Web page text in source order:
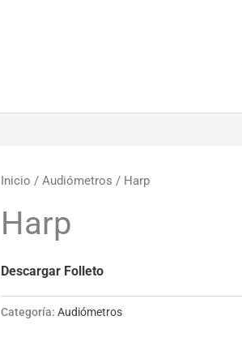
Inicio / Audiómetros / Harp
Harp
Descargar Folleto
Categoría: Audiómetros